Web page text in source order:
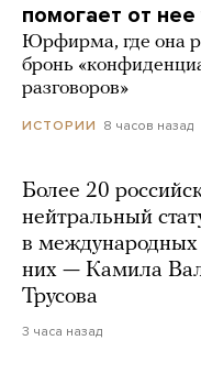
помогает от нее
Юрфирма, где она
бронь
разговоров»
ИСТОРИИ 8 часов назад
Более 20
нейтральный
в международных
них — Камила
Трусова
3 часа назад